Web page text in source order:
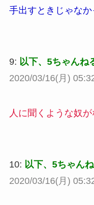
手出すときじゃなか
9: 以下、5ちゃんね
2020/03/16(月)
人に聞くような奴
10: 以下、5ちゃん
2020/03/16(月)